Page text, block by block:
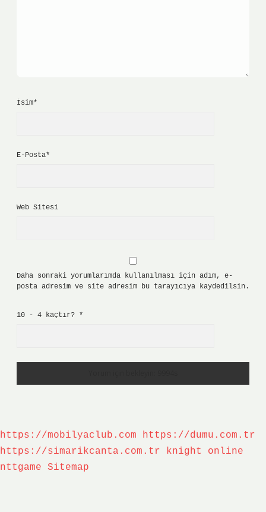
İsim*
E-Posta*
Web Sitesi
Daha sonraki yorumlarımda kullanılması için adım, e-
posta adresim ve site adresim bu tarayıcıya kaydedilsin.
10 - 4 kaçtır? *
https://mobilyaclub.com
https://dumu.com.tr
https://simarikcanta.com.tr
knight online
nttgame
Sitemap